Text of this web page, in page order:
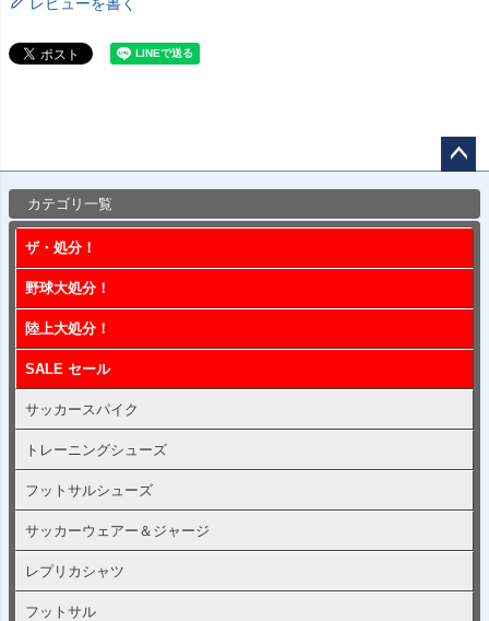
カテゴリ一覧
ザ・処分！
野球大処分！
陸上大処分！
SALE セール
サッカースパイク
トレーニングシューズ
フットサルシューズ
サッカーウェアー＆ジャージ
レプリカシャツ
フットサル
ップ